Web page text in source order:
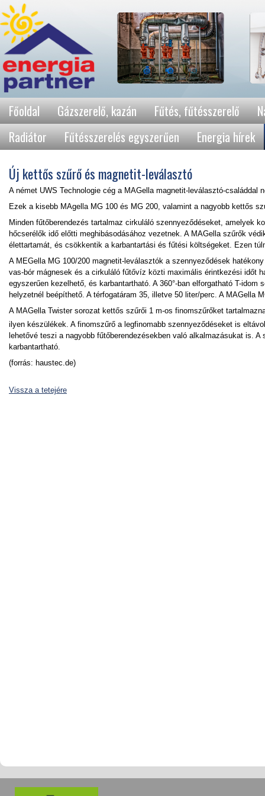
Főoldal Gázszerelő, kazán Fűtés, fűtésszerelő
Radiátor
Fűtésszerelés egyszerűen Energia hírek
Új kettős szűrő és magnetit-leválasztó
A német UWS Technologie cég a MAGella magnetit-leválasztó-családdal
Ezek a kisebb MAgella MG 100 és MG 200, valamint a nagyobb kettős
Minden fűtőberendezés tartalmaz cirkuláló szennyeződéseket, amelyek
hőcserélők idő előtti meghibásodásához vezetnek. A MAGella szűrők
élettartamát, és csökkentik a karbantartási és fűtési költségeket. Ezen
A MEGella MG 100/200 magnetit-leválasztók a szennyeződések
vas-bór mágnesek és a cirkuláló fűtővíz közti maximális érintkezési időt
egyszerűen kezelhető, és karbantartható. A 360°-ban elforgatható T-
helyzetnél beépíthető. A térfogatáram 35, illetve 50 liter/perc. A
A MAGella Twister sorozat kettős szűrői 1 m-os finomszűrőket
ilyen készülékek. A finomszűrő a legfinomabb szennyeződéseket is
lehetővé teszi a nagyobb fűtőberendezésekben való alkalmazásukat is.
karbantartható.
(forrás: haustec.de)
Vissza a tetejére